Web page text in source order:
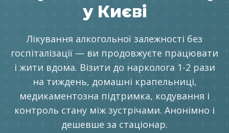
у Києві
Лікування алкогольної залежності без
госпіталізації — ви продовжуєте працювати
і жити вдома. Візити до нарколога 1-2 рази
на тиждень, домашні крапельниці,
медикаментозна підтримка, кодування і
контроль стану між зустрічами. Анонімно і
дешевше за стаціонар.